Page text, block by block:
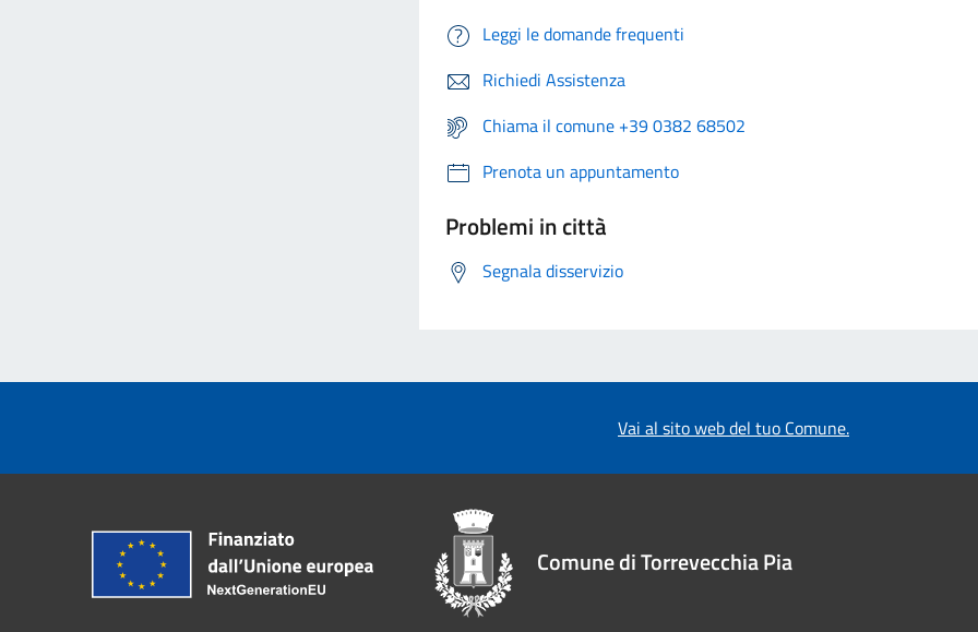
Leggi le domande frequenti
Richiedi Assistenza
Chiama il comune +39 0382 68502
Prenota un appuntamento
Problemi in città
Segnala disservizio
Vai al sito web del tuo Comune.
Comune di Torrevecchia Pia